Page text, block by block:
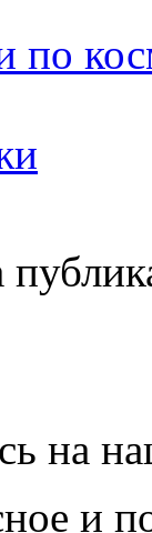
по
на
и